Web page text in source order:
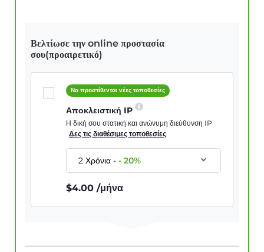
Βελτίωσε την online προστασία
σου(προαιρετικό)
Να προστίθενται νέες τοποθεσίες
Αποκλειστική IP
Η δική σου στατική και ανώνυμη διεύθυνση IP
Δες τις διαθέσιμες τοποθεσίες
2 Χρόνια--20%
$4.00 /μήνα